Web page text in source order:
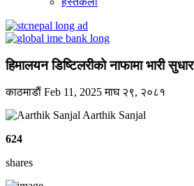
हिमालयन डिष्टिलरीको नाफामा भारी सुधार
काठमाडाैं Feb 11, 2025माघ २९, २०८१
Aarthik Sanjal
624
shares